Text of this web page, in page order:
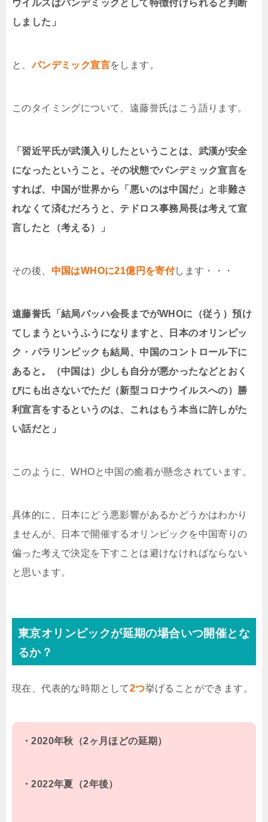
ウイルスはパンデミックとして特徴付けられると判断
しました」
と、パンデミック宣言をします。
このタイミングについて、遠藤誉氏はこう語ります。
「習近平氏が武漢入りしたということは、武漢が安全
になったということ。その状態でパンデミック宣言を
すれば、中国が世界から「悪いのは中国だ」と非難さ
れなくて済むだろうと、テドロス事務局長は考えて宣
言したと（考える）」
その後、 中国はWHOに21億円を寄付します・・・
遠藤誉氏「結局バッハ会長までがWHOに（従う）預け
てしまうというふうになりますと、日本のオリンピッ
ク・パラリンピックも結局、中国のコントロール下に
あると。（中国は）少しも自分が悪かったなどとおく
びにも出さないでただ（新型コロナウイルスへの）勝
利宣言をするというのは、これはもう本当に許しがた
い話だと」
このように、WHOと中国の癒着が懸念されています。
具体的に、日本にどう悪影響があるかどうかはわかり
ませんが、日本で開催するオリンピックを中国寄りの
偏った考えで決定を下すことは避けなければならない
と思います。
東京オリンピックが延期の場合いつ開催とな
るか？
現在、代表的な時期として2つ挙げることができます。
・2020年秋（2ヶ月ほどの延期）
・2022年夏（2年後）